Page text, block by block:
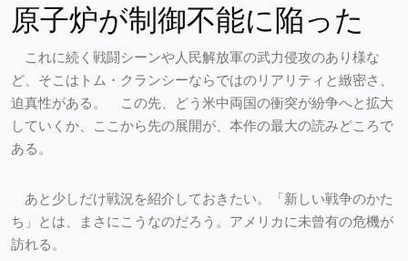
原子炉が制御不能に陥った
これに続く戦闘シーンや人民解放軍の武力侵攻のあり様な
ど、そこはトム・クランシーならではのリアリティと緻密さ、
迫真性がある。 この先、どう米中両国の衝突が紛争へと拡大
していくか、ここから先の展開が、本作の最大の読みどころで
ある。
あと少しだけ戦況を紹介しておきたい。「新しい戦争のかた
ち」とは、まさにこうなのだろう。アメリカに未曾有の危機が
訪れる。